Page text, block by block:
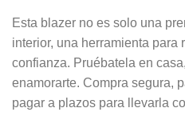
Esta blazer no es solo una
interior, una herramienta para
confianza. Pruébatela en
enamorarte. Compra segura,
pagar a plazos para llevarla